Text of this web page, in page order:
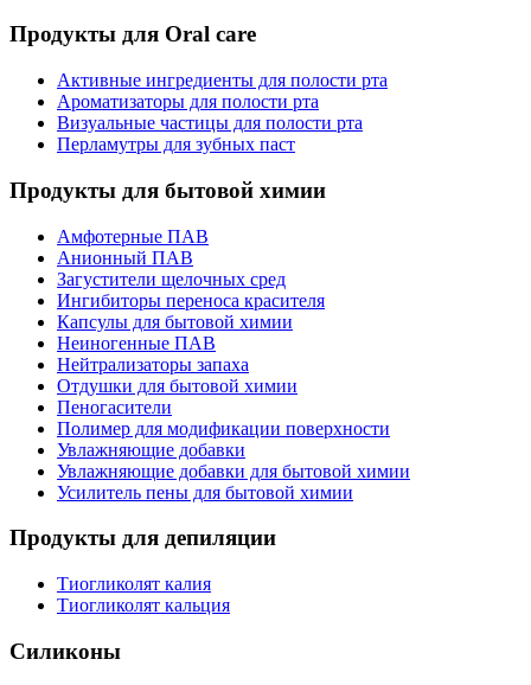
Продукты для Oral care
Активные ингредиенты для полости рта
Ароматизаторы для полости рта
Визуальные частицы для полости рта
Перламутры для зубных паст
Продукты для бытовой химии
Амфотерные ПАВ
Анионный ПАВ
Загустители щелочных сред
Ингибиторы переноса красителя
Капсулы для бытовой химии
Неиногенные ПАВ
Нейтрализаторы запаха
Отдушки для бытовой химии
Пеногасители
Полимер для модификации поверхности
Увлажняющие добавки
Увлажняющие добавки для бытовой химии
Усилитель пены для бытовой химии
Продукты для депиляции
Тиогликолят калия
Тиогликолят кальция
Силиконы